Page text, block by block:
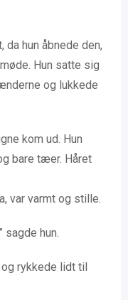
hun åbnede den,
Hun satte sig
og lukkede
kom ud. Hun
bare tæer. Håret
var varmt og stille.
sagde hun.
og rykkede lidt til